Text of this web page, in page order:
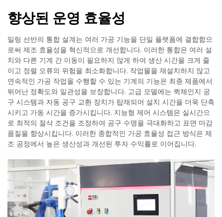
향상된 운영 효율성
밀링 선반의 통합 설계는 여러 가공 기능을 단일 플랫폼에 결합함으
로써 제조 효율성을 혁신적으로 개선합니다. 이러한 통합은 여러 설
치와 다른 기계 간 이동이 필요하지 않게 하여 생산 시간을 크게 줄
이고 정렬 오류의 위험을 최소화합니다. 작업물을 재설치하지 않고
연속적인 가공 작업을 수행할 수 있는 기계의 기능은 최종 제품에서
뛰어난 정확도와 일관성을 보장합니다. 고급 모델에는 퀵체인지 공
구 시스템과 자동 공구 교환 장치가 탑재되어 설치 시간을 더욱 단축
시키고 가동 시간을 증가시킵니다. 지능형 제어 시스템은 실시간으
로 최적의 절삭 조건을 조정하여 공구 수명을 극대화하고 표면 마감
품질을 향상시킵니다. 이러한 종합적인 가공 효율성 접근 방식은 제
조 공정에서 높은 생산성과 개선된 투자 수익률로 이어집니다.